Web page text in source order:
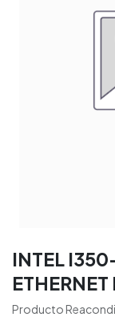
INTEL
Producto